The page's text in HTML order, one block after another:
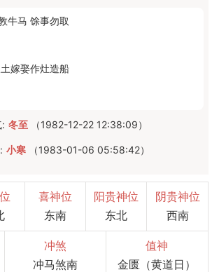
牛马 馀事勿取
嫁娶作灶造船
: 冬至 （1982-12-22 12:38:09）
小寒 （1983-01-06 05:58:42）
喜神位
东南
阳贵神位
东北
阴贵神位
西南
冲煞
冲马煞南
值神
金匮（黄道日）